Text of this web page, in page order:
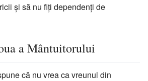
şi să nu fiţi dependenţi de
a Mântuitorului
că nu vrea ca vreunul din